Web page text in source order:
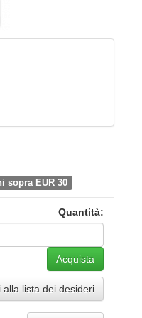
sopra EUR 30
Quantità:
alla lista dei desideri